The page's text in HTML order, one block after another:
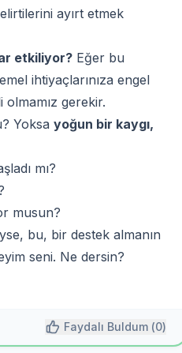
ayırt etmek
etkiliyor? Eğer bu
ihtiyaçlarınıza engel
gerekir.
Yoksa yoğun bir kaygı,
mı?
musun?
bu, bir destek almanın
seni. Ne dersin?
Faydalı Buldum (0)